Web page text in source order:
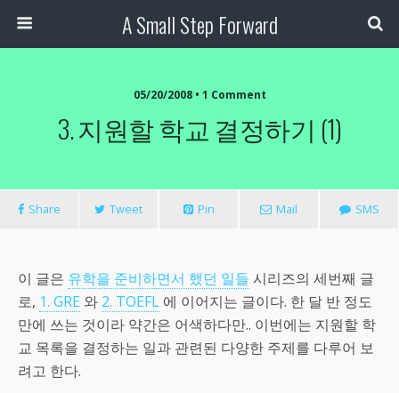
A Small Step Forward
05/20/2008 • 1 Comment
3. 지원할 학교 결정하기 (1)
Share Tweet Pin Mail SMS
이 글은 유학을 준비하면서 했던 일들 시리즈의 세번째 글
로, 1. GRE 와 2. TOEFL 에 이어지는 글이다. 한 달 반 정도
만에 쓰는 것이라 약간은 어색하다만.. 이번에는 지원할 학
교 목록을 결정하는 일과 관련된 다양한 주제를 다루어 보
려고 한다.